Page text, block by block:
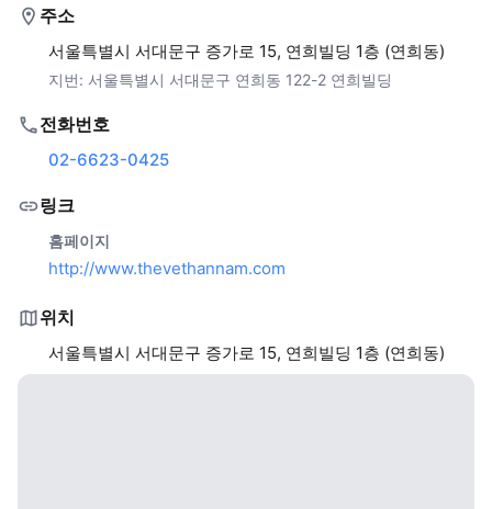
주소
서울특별시 서대문구 증가로 15, 연희빌딩 1층 (연희동)
지번: 서울특별시 서대문구 연희동 122-2 연희빌딩
전화번호
02-6623-0425
링크
홈페이지
http://www.thevethannam.com
위치
서울특별시 서대문구 증가로 15, 연희빌딩 1층 (연희동)